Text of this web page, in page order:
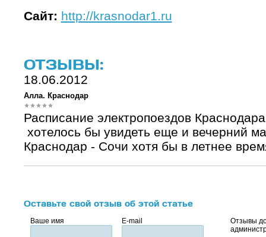
Сайт: http://krasnodar1.ru
ОТЗЫВЫ:
18.06.2012
Алла. Краснодар
Расписание электропоездов Краснодара
хотелось бы увидеть еще и вечерний
Краснодар - Сочи хотя бы в летнее
Оставьте свой отзыв об этой статье
Ваше имя E-mail
Отзывы